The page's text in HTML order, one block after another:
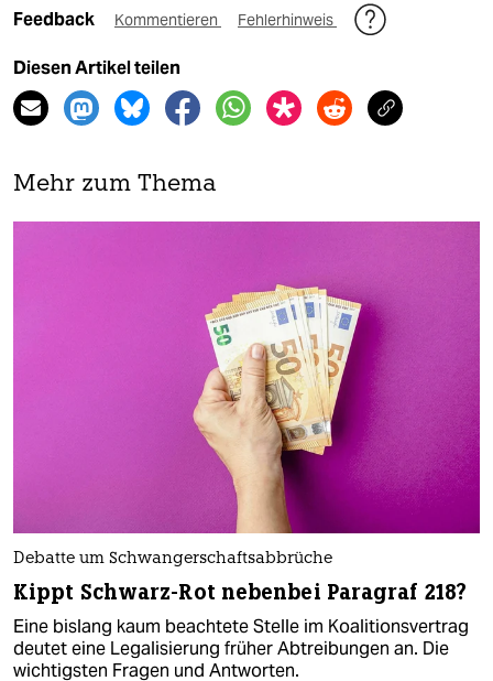
Feedback Kommentieren Fehlerhinweis
Diesen Artikel teilen
Mehr zum Thema
Debatte um Schwangerschaftsabbrüche
Kippt Schwarz-Rot nebenbei Paragraf 218?
Eine bislang kaum beachtete Stelle im Koalitionsvertrag
deutet eine Legalisierung früher Abtreibungen an. Die
wichtigsten Fragen und Antworten.